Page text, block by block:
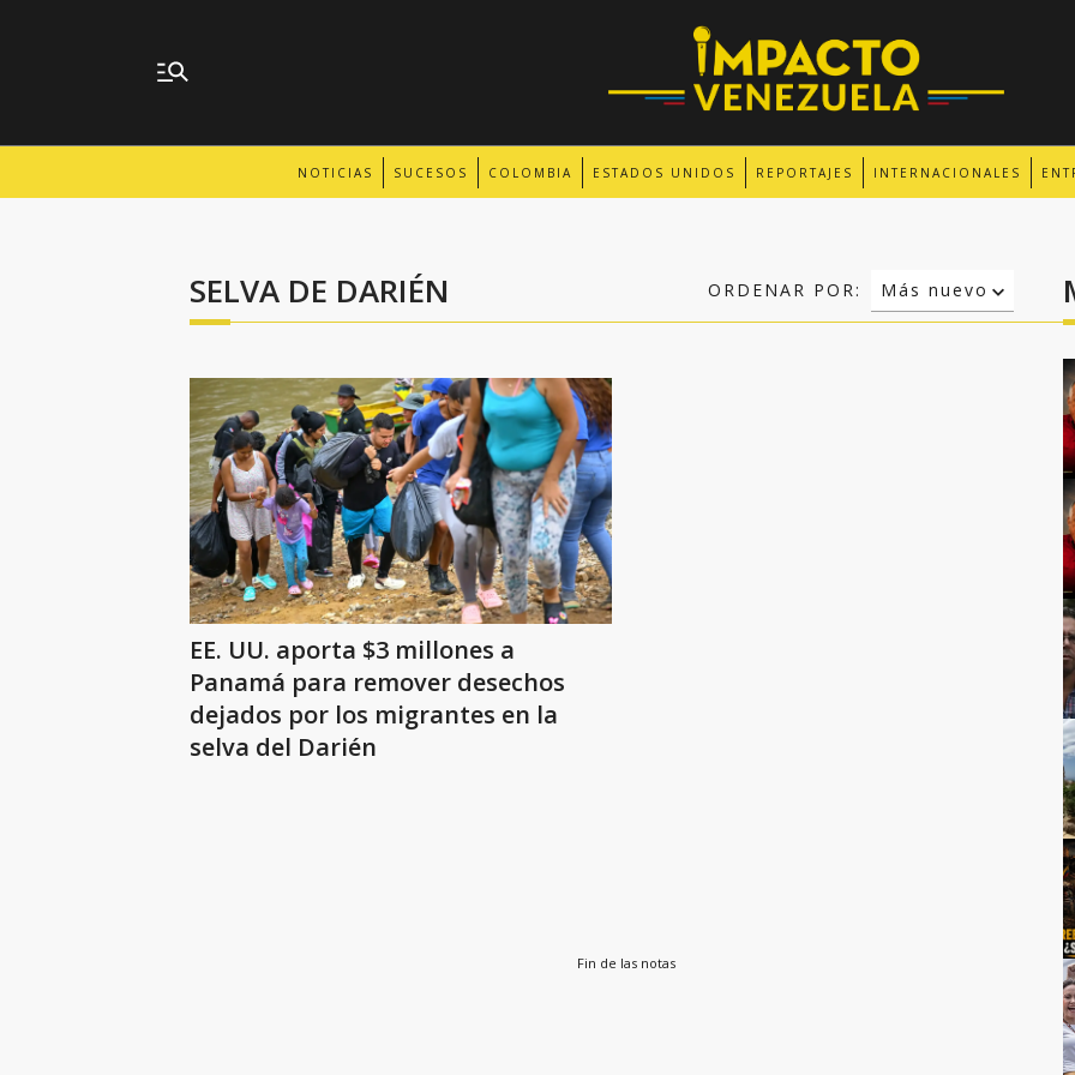
NOTICIAS SUCESOS COLOMBIA ESTADOS UNIDOS REPORTAJES INTERNACIONALES
SELVA DE DARIÉN ORDENAR POR:
Más nuevo
Relevancia
EE. UU. aporta $3 millones a
Panamá para remover desechos
dejados por los migrantes en la
selva del Darién
Fin de las notas